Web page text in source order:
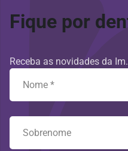
Fique por
Receba as novidades da